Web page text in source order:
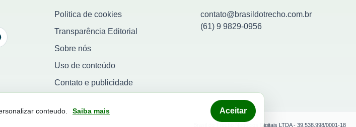
Politica de cookies
Transparência Editorial
Sobre nós
Uso de conteúdo
Contato e publicidade
contato@brasildotrecho.com.br
(61) 9 9829-0956
Brasil do Trecho Negocios Digitais LTDA - 39.538.998/0001-18
conteudo. Saiba mais Aceitar